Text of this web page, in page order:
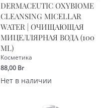
DERMACEUTIC OXYBIOME
CLEANSING MICELLAR
WATER | ОЧИЩАЮЩАЯ
МИЦЕЛЛЯРНАЯ ВОДА (100
ML)
Косметика
88,00 Br
Нет в наличии